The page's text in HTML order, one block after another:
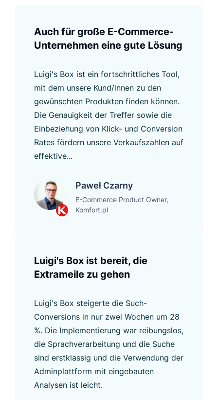
Auch für große E-Commerce-
Unternehmen eine gute Lösung
Luigi's Box ist ein fortschrittliches Tool,
mit dem unsere Kund/innen zu den
gewünschten Produkten finden können.
Die Genauigkeit der Treffer sowie die
Einbeziehung von Klick- und Conversion
Rates fördern unsere Verkaufszahlen auf
effektive...
Paweł Czarny
E-Commerce Product Owner,
Komfort.pl
Luigi's Box ist bereit, die
Extrameile zu gehen
Luigi's Box steigerte die Such-
Conversions in nur zwei Wochen um 28
%. Die Implementierung war reibungslos,
die Sprachverarbeitung und die Suche
sind erstklassig und die Verwendung der
Adminplattform mit eingebauten
Analysen ist leicht.